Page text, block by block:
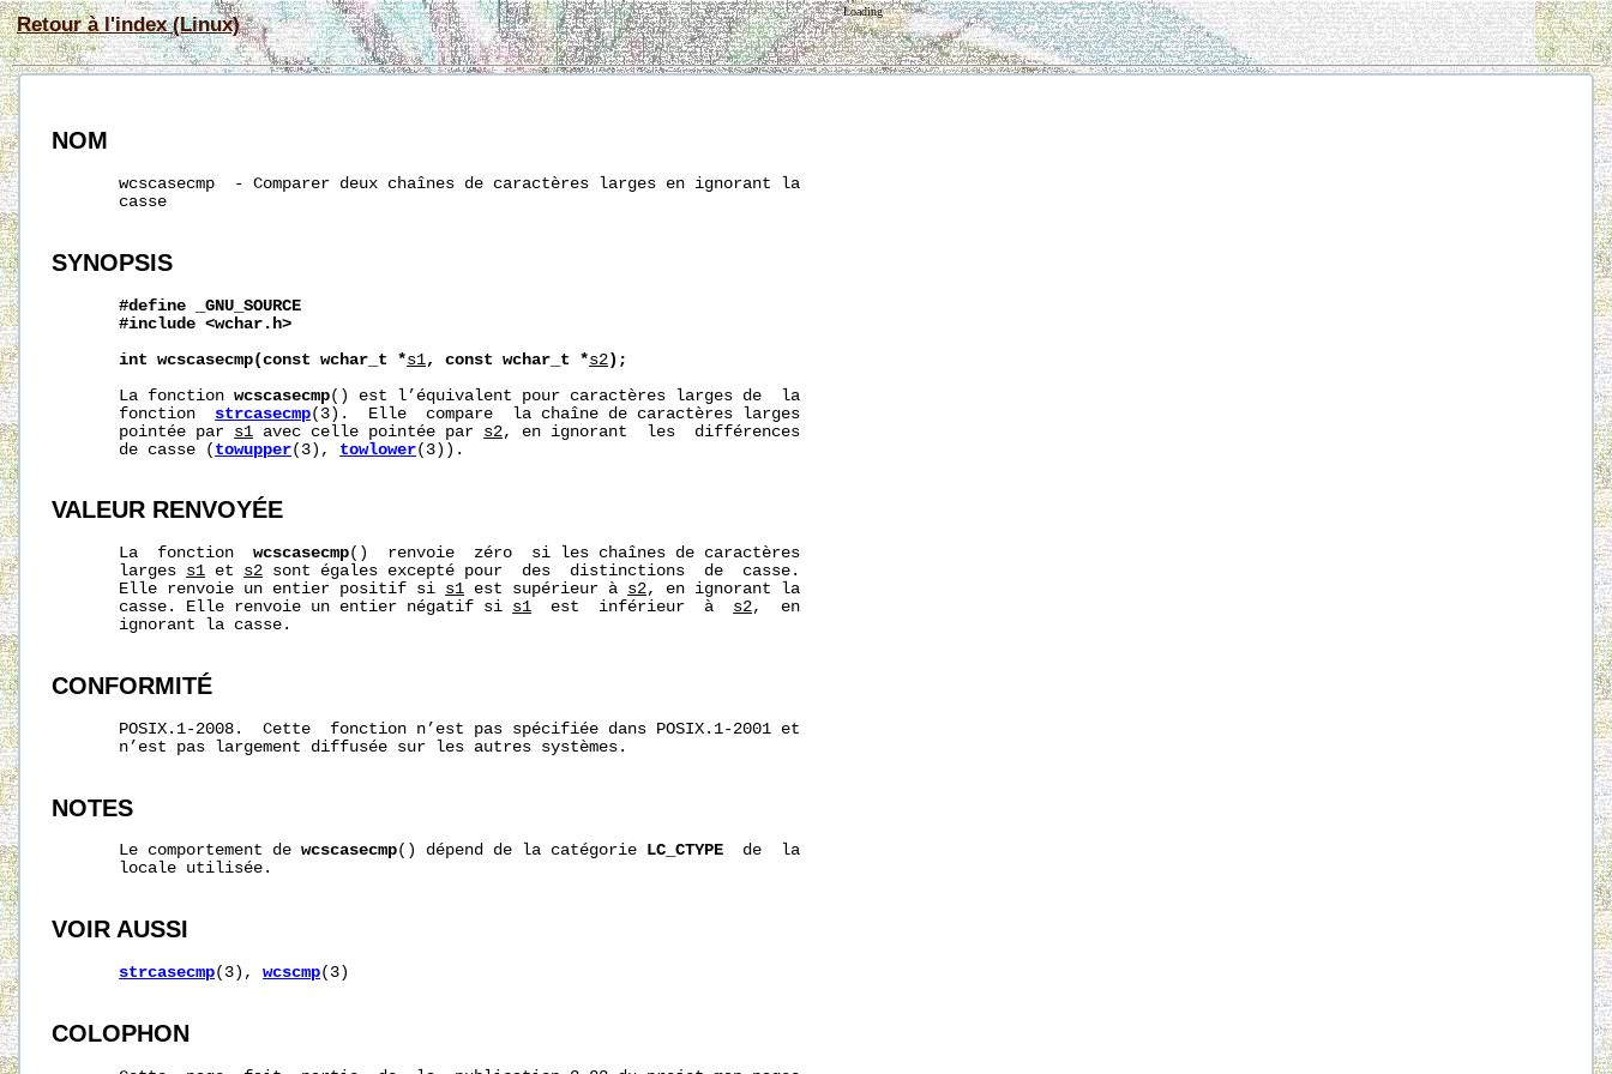
Retour à l'index (Linux)
Loading
NOM
       wcscasecmp  - Comparer deux chaînes de caractères larges en ignorant la
       casse
SYNOPSIS
#define
_GNU_SOURCE
#include <wchar.h>
int
wcscasecmp(const wchar_t *s1, const wchar_t *s2);
       La fonction
wcscasecmp() est l’équivalent pour caractères larges de  la
       fonction
strcasecmp(3).  Elle  compare  la chaîne de caractères larges
       pointée par
s1 avec celle pointée par s2, en ignorant  les  différences
       de casse (
towupper(3), towlower(3)).
VALEUR RENVOYÉE
       La  fonction
wcscasecmp()  renvoie  zéro  si les chaînes de caractères
       larges
s1 et s2 sont égales excepté pour  des  distinctions  de  casse.
       Elle renvoie un entier positif si
s1 est supérieur à s2, en ignorant la
       casse. Elle renvoie un entier négatif si
s1
  est  inférieur  à
s2,  en
       ignorant la casse.
CONFORMITÉ
       POSIX.1-2008.  Cette  fonction n’est pas spécifiée dans POSIX.1-2001 et
       n’est pas largement diffusée sur les autres systèmes.
NOTES
       Le comportement de
wcscasecmp() dépend de la catégorie LC_CTYPE
  de  la
       locale utilisée.
VOIR AUSSI
strcasecmp(3), wcscmp(3)
COLOPHON